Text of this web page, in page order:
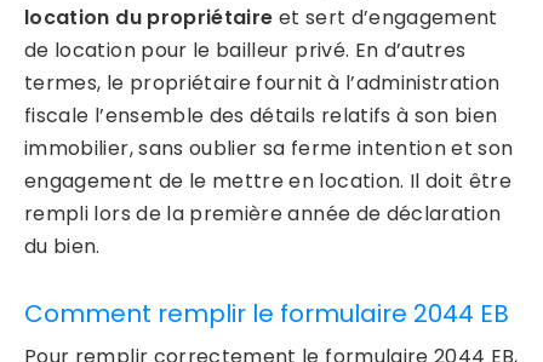
location du propriétaire et sert d’engagement
de location pour le bailleur privé. En d’autres
termes, le propriétaire fournit à l’administration
fiscale l’ensemble des détails relatifs à son bien
immobilier, sans oublier sa ferme intention et son
engagement de le mettre en location. Il doit être
rempli lors de la première année de déclaration
du bien.
Comment remplir le formulaire 2044 EB